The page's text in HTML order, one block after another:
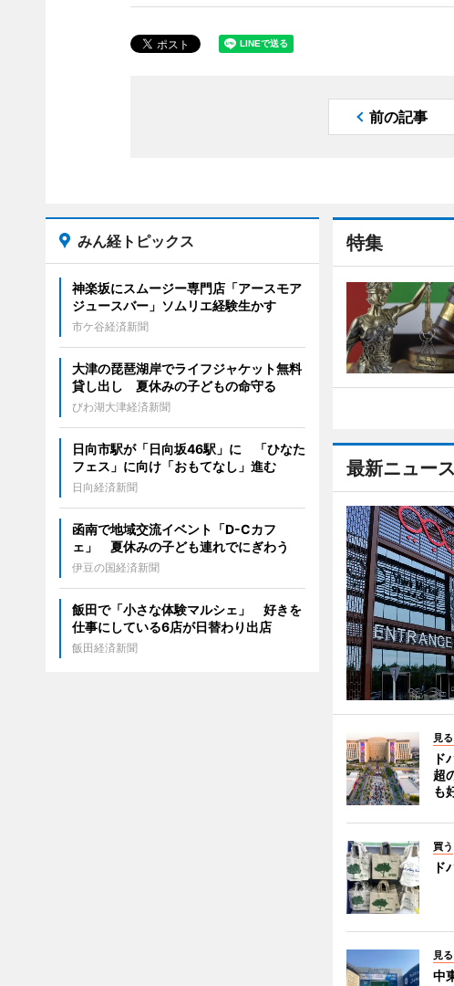
前の記事
特集
最新ニュース
見
ド
超
も
買う
ド
見
中
みん経トピックス
神楽坂にスムージー専門店「アースモア
ジュースバー」ソムリエ経験生かす
市ケ谷経済新聞
大津の琵琶湖岸でライフジャケット無料
貸し出し 夏休みの子どもの命守る
びわ湖大津経済新聞
日向市駅が「日向坂46駅」に 「ひなた
フェス」に向け「おもてなし」進む
日向経済新聞
函南で地域交流イベント「D-Cカフ
ェ」 夏休みの子ども連れでにぎわう
伊豆の国経済新聞
飯田で「小さな体験マルシェ」 好きを
仕事にしている6店が日替わり出店
飯田経済新聞